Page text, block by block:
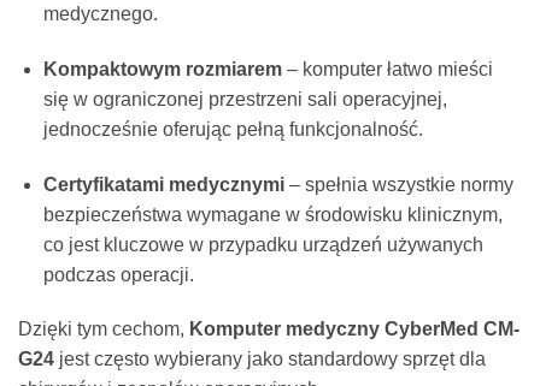
medycznego.
Kompaktowym rozmiarem– komputer łatwo mieści
się w ograniczonej przestrzeni sali operacyjnej,
jednocześnie oferując pełną funkcjonalność.
Certyfikatami medycznymi– spełnia wszystkie normy
bezpieczeństwa wymagane w środowisku klinicznym,
co jest kluczowe w przypadku urządzeń używanych
podczas operacji.
Dzięki tym cechom, Komputer medyczny CyberMed CM-
G24 jest często wybierany jako standardowy sprzęt dla